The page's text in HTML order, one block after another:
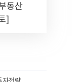
동산
]